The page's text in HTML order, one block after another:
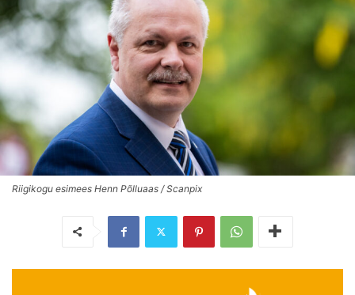
Riigikogu esimees Henn Põlluaas / Scanpix